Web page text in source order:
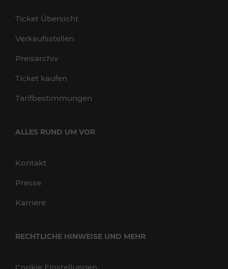
Ticket Übersicht
Verkaufsstellen
Preisarchiv
Ticket kaufen
Tarifbestimmungen
ALLES RUND UM VOR
Kontakt
Presse
Karriere
RECHTLICHE HINWEISE UND MEHR